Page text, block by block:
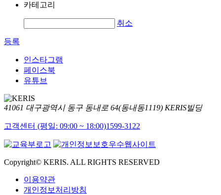
카테고리
취소
등록
인스타그램
페이스북
유튜브
41061 대구광역시 동구 동내로 64(동내동1119) KERIS빌딩
고객센터 (평일: 09:00 ~ 18:00)1599-3122
Copyright© KERIS. ALL RIGHTS RESERVED
이용약관
개인정보처리방침